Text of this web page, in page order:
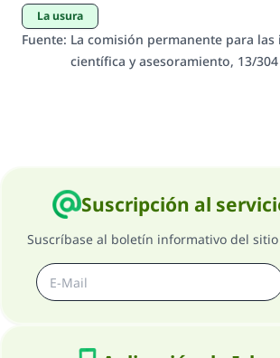
La usura
Fuente: La comisión permanente para las
científica y asesoramiento, 13/304
Suscripción al
Suscríbase al boletín informativo del
Contribuir